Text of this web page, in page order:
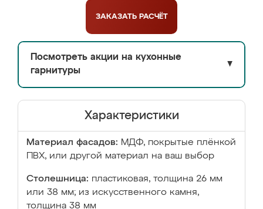
ЗАКАЗАТЬ РАСЧЁТ
Посмотреть акции на кухонные
гарнитуры
▼
Характеристики
Материал фасадов: МДФ, покрытые плёнкой
ПВХ, или другой материал на ваш выбор
Столешница: пластиковая, толщина 26 мм
или 38 мм; из искусственного камня,
толщина 38 мм